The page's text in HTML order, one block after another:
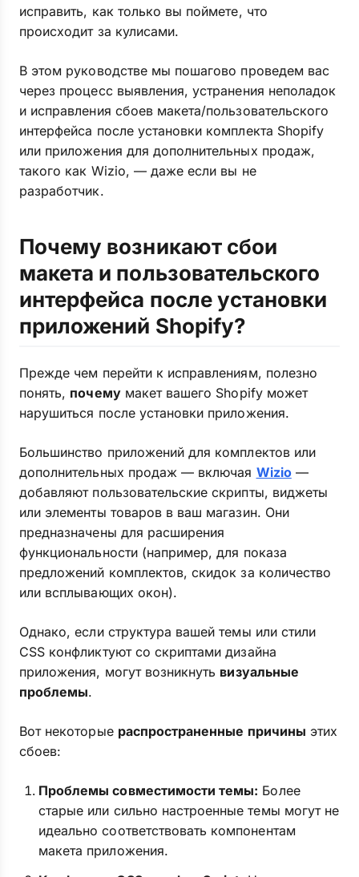
исправить, как только вы поймете, что
происходит за кулисами.
В этом руководстве мы пошагово проведем вас
через процесс выявления, устранения неполадок
и исправления сбоев макета/пользовательского
интерфейса после установки комплекта Shopify
или приложения для дополнительных продаж,
такого как Wizio, — даже если вы не
разработчик.
Почему возникают сбои
макета и пользовательского
интерфейса после установки
приложений Shopify?
Прежде чем перейти к исправлениям, полезно
понять, почемумакет вашего Shopify может
нарушиться после установки приложения.
Большинство приложений для комплектов или
дополнительных продаж — включая Wizio—
добавляют пользовательские скрипты, виджеты
или элементы товаров в ваш магазин. Они
предназначены для расширения
функциональности (например, для показа
предложений комплектов, скидок за количество
или всплывающих окон).
Однако, если структура вашей темы или стили
CSS конфликтуют со скриптами дизайна
приложения, могут возникнуть визуальные
проблемы.
Вот некоторые распространенные причины этих
сбоев:
Проблемы совместимости темы: Более
старые или сильно настроенные темы могут не
идеально соответствовать компонентам
макета приложения.